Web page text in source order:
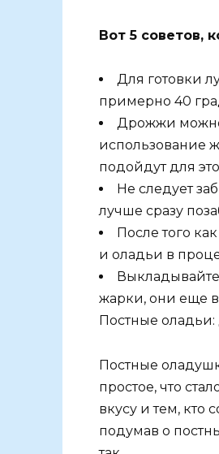
Вот 5 советов,
Для готовки
примерно 40
Дрожжи можно
использование
подойдут для
Не следует
лучше сразу
После того
и оладьи в
жарки, они еще
Постные
Постные
простое, что
вкусу и тем, кто
подумав о